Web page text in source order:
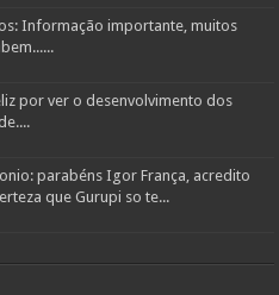
Informação importante, muitos
por ver o desenvolvimento dos
parabéns Igor França, acredito
que Gurupi so te...